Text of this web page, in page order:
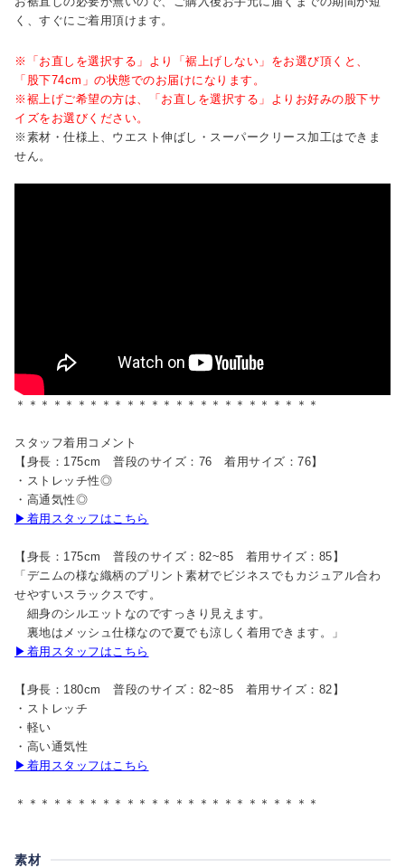
く、すぐにご着用頂けます。
※「お直しを選択する」より「裾上げしない」をお選び頂くと、
「股下74cm」の状態でのお届けになります。
※裾上げご希望の方は、「お直しを選択する」よりお好みの股下サ
イズをお選びください。
※素材・仕様上、ウエスト伸ばし・スーパークリース加工はできま
せん。
＊＊＊＊＊＊＊＊＊＊＊＊＊＊＊＊＊＊＊＊＊＊＊＊＊
スタッフ着用コメント
【身長：175cm 普段のサイズ：76 着用サイズ：76】
・ストレッチ性◎
・高通気性◎
▶着用スタッフはこちら
【身長：175cm 普段のサイズ：82~85 着用サイズ：85】
「デニムの様な織柄のプリント素材でビジネスでもカジュアル合わ
せやすいスラックスです。
細身のシルエットなのですっきり見えます。
裏地はメッシュ仕様なので夏でも涼しく着用できます。」
▶着用スタッフはこちら
【身長：180cm 普段のサイズ：82~85 着用サイズ：82】
・ストレッチ
・軽い
・高い通気性
▶着用スタッフはこちら
＊＊＊＊＊＊＊＊＊＊＊＊＊＊＊＊＊＊＊＊＊＊＊＊＊
素材